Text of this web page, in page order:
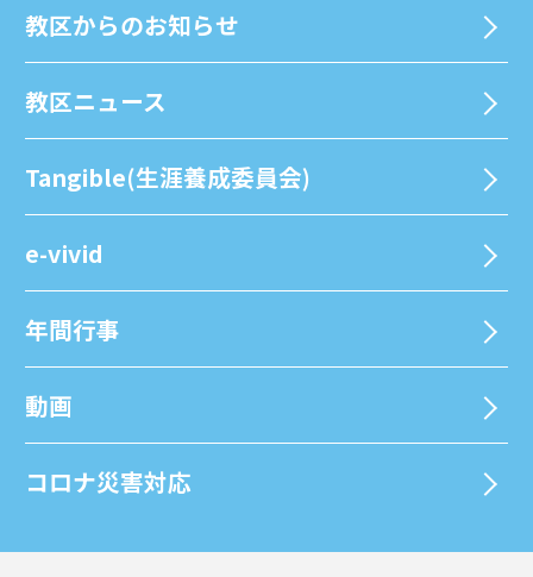
教区からのお知らせ
教区ニュース
Tangible(生涯養成委員会)
e-vivid
年間⾏事
動画
コロナ災害対応